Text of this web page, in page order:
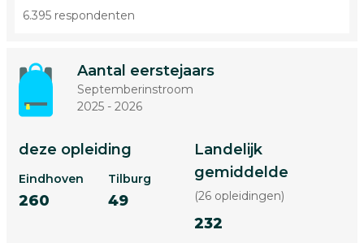
6.395 respondenten
Aantal eerstejaars
Septemberinstroom
2025 - 2026
deze opleiding
Eindhoven
260
Tilburg
49
Landelijk
gemiddelde
(26 opleidingen)
232